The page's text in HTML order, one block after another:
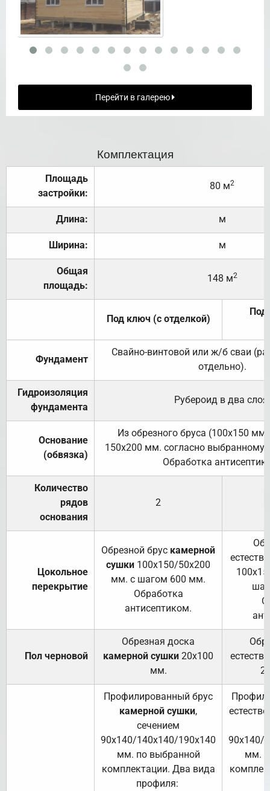
Перейти в галерею
Комплектация
Площадь
застройки:
80 м2
Длина: м
Ширина: м
Общая
площадь:
148 м2
Под ключ (с отделкой)
Под
Фундамент
Свайно-винтовой или ж/б сваи
отдельно).
Гидроизоляция
фундамента
Рубероид в два слоя.
Основание
(обвязка)
Из обрезного бруса (100х150
150х200 мм. согласно выбранному
Обработка
Количество
рядов
основания
2
Цокольное
перекрытие
Обрезной брус камерной
сушки 100х150/50х200
мм. с шагом 600 мм.
Обработка
антисептиком.
Пол черновой
Обрезная доска
камерной сушки 20х100
мм.
Профилированный брус
камерной сушки,
сечением
90х140/140х140/190х140
мм. по выбранной
комплектации. Два вида
профиля:
90х140/
мм.